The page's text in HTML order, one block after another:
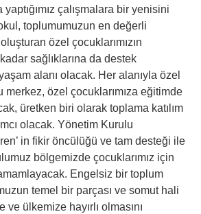
çalışmalara bir yenisini
toplumumuzun en değerli
özel çocuklarımızın
sağlıklarına da destek
alanı olacak. Her alanıyla özel
özel çocuklarımıza eğitimde
üretken biri olarak toplama katılım
olacak. Yönetim Kurulu
in fikir öncülüğü ve tam desteği ile
bölgemizde çocuklarımız için
Engelsiz bir toplum
temel bir parçası ve somut hali
ve ülkemize hayırlı olmasını